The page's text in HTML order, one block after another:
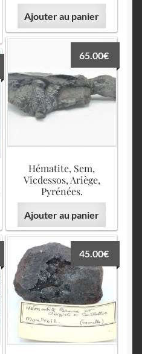
Ajouter au panier
Hématite, Sem,
Vicdessos, Ariège,
Pyrénées.
65.00€
Ajouter au panier
45.00€